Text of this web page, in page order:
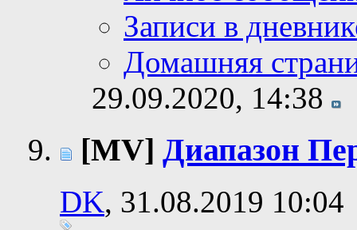
Записи в
Домашняя
29.09.2020, 14:38
[MV] Диапазон
DK, 31.08.2019 10:04